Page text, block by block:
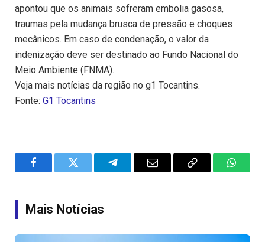
apontou que os animais sofreram embolia gasosa,
traumas pela mudança brusca de pressão e choques
mecânicos. Em caso de condenação, o valor da
indenização deve ser destinado ao Fundo Nacional do
Meio Ambiente (FNMA).
Veja mais notícias da região no g1 Tocantins.
Fonte: G1 Tocantins
FacebookTwitter TelegramEmail
Copy
Mais Notícias